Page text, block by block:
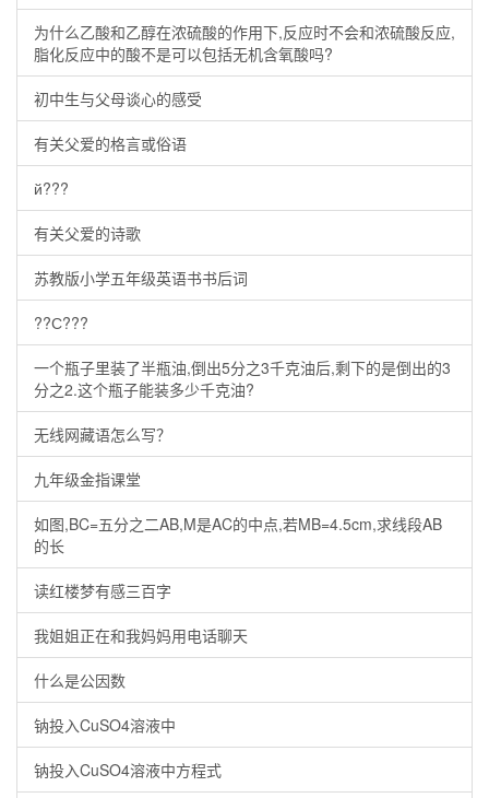
为什么乙酸和乙醇在浓硫酸的作用下,反应时不会和浓硫酸反应,
脂化反应中的酸不是可以包括无机含氧酸吗?
初中生与父母谈心的感受
有关父爱的格言或俗语
й???
有关父爱的诗歌
苏教版小学五年级英语书书后词
??С???
一个瓶子里装了半瓶油,倒出5分之3千克油后,剩下的是倒出的3
分之2.这个瓶子能装多少千克油?
无线网藏语怎么写？
九年级金指课堂
如图,BC=五分之二AB,M是AC的中点,若MB=4.5cm,求线段AB
的长
读红楼梦有感三百字
我姐姐正在和我妈妈用电话聊天
什么是公因数
钠投入CuSO4溶液中
钠投入CuSO4溶液中方程式